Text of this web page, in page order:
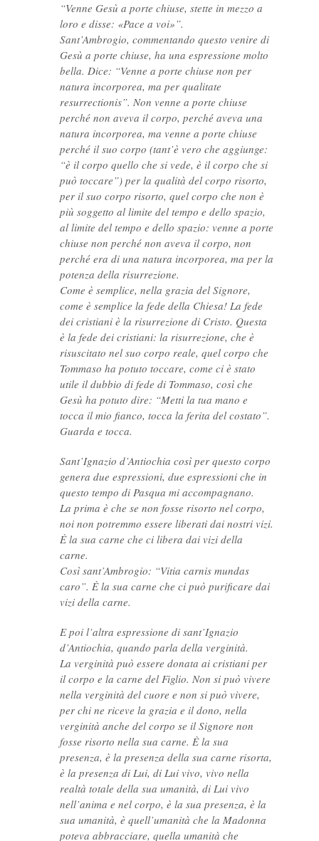
“Venne Gesù a porte chiuse, stette in mezzo a
loro e disse: «Pace a voi»”.
Sant’Ambrogio, commentando questo venire di
Gesù a porte chiuse, ha una espressione molto
bella. Dice: “Venne a porte chiuse non per
natura incorporea, ma per qualitate
resurrectionis”. Non venne a porte chiuse
perché non aveva il corpo, perché aveva una
natura incorporea, ma venne a porte chiuse
perché il suo corpo (tant’è vero che aggiunge:
“è il corpo quello che si vede, è il corpo che si
può toccare”) per la qualità del corpo risorto,
per il suo corpo risorto, quel corpo che non è
più soggetto al limite del tempo e dello spazio,
al limite del tempo e dello spazio: venne a porte
chiuse non perché non aveva il corpo, non
perché era di una natura incorporea, ma per la
potenza della risurrezione.
Come è semplice, nella grazia del Signore,
come è semplice la fede della Chiesa! La fede
dei cristiani è la risurrezione di Cristo. Questa
è la fede dei cristiani: la risurrezione, che è
risuscitato nel suo corpo reale, quel corpo che
Tommaso ha potuto toccare, come ci è stato
utile il dubbio di fede di Tommaso, così che
Gesù ha potuto dire: “Metti la tua mano e
tocca il mio fianco, tocca la ferita del costato”.
Guarda e tocca.
Sant’Ignazio d’Antiochia così per questo corpo
genera due espressioni, due espressioni che in
questo tempo di Pasqua mi accompagnano.
La prima è che se non fosse risorto nel corpo,
noi non potremmo essere liberati dai nostri vizi.
È la sua carne che ci libera dai vizi della
carne.
Così sant’Ambrogio: “Vitia carnis mundas
caro”. È la sua carne che ci può purificare dai
vizi della carne.
E poi l’altra espressione di sant’Ignazio
d’Antiochia, quando parla della verginità.
La verginità può essere donata ai cristiani per
il corpo e la carne del Figlio. Non si può vivere
nella verginità del cuore e non si può vivere,
per chi ne riceve la grazia e il dono, nella
verginità anche del corpo se il Signore non
fosse risorto nella sua carne. È la sua
presenza, è la presenza della sua carne risorta,
è la presenza di Lui, di Lui vivo, vivo nella
realtà totale della sua umanità, di Lui vivo
nell’anima e nel corpo, è la sua presenza, è la
sua umanità, è quell’umanità che la Madonna
poteva abbracciare, quella umanità che